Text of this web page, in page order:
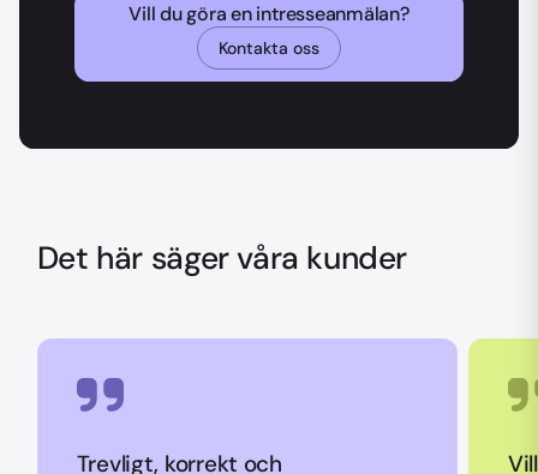
Vill du göra en intresseanmälan?
Kontakta oss
Det här säger våra kunder
Trevligt, korrekt och